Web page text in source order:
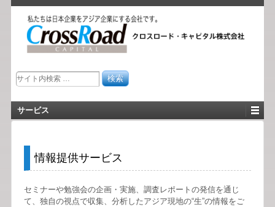
サービス
情報提供サービス
セミナーや勉強会の企画・実施、調査レポートの発信を通じ
て、独自の視点で収集、分析したアジア現地の“生”の情報をご